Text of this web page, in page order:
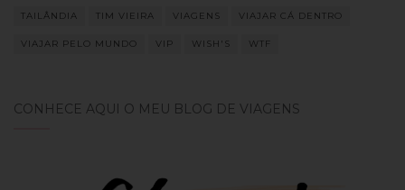
TAILÂNDIA TIM VIEIRA VIAGENS VIAJAR CÁ DENTRO
VIAJAR PELO MUNDO VIP WISH'S WTF
CONHECE AQUI O MEU BLOG DE VIAGENS